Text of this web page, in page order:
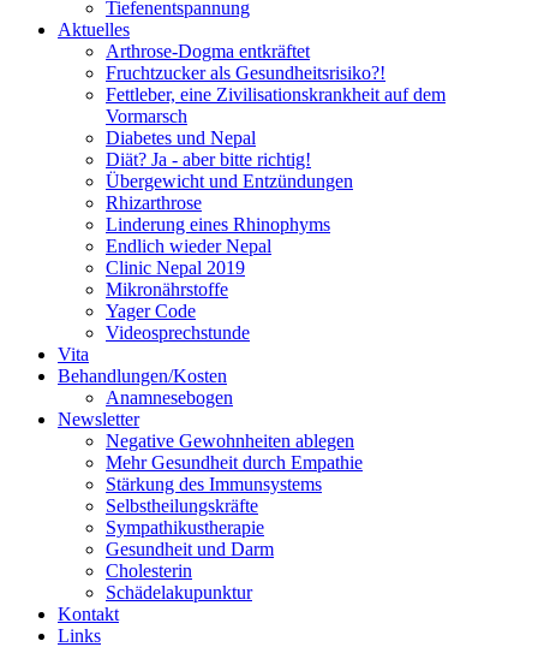
Tiefenentspannung
Aktuelles
Arthrose-Dogma entkräftet
Fruchtzucker als Gesundheitsrisiko?!
Fettleber, eine Zivilisationskrankheit auf dem
Vormarsch
Diabetes und Nepal
Diät? Ja - aber bitte richtig!
Übergewicht und Entzündungen
Rhizarthrose
Linderung eines Rhinophyms
Endlich wieder Nepal
Clinic Nepal 2019
Mikronährstoffe
Yager Code
Videosprechstunde
Vita
Behandlungen/Kosten
Anamnesebogen
Newsletter
Negative Gewohnheiten ablegen
Mehr Gesundheit durch Empathie
Stärkung des Immunsystems
Selbstheilungskräfte
Sympathikustherapie
Gesundheit und Darm
Cholesterin
Schädelakupunktur
Kontakt
Links